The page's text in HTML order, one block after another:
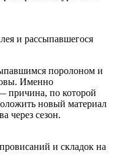
и рассыпавшегося
поролоном и
Именно
причина, по которой
новый материал
через сезон.
и складок на